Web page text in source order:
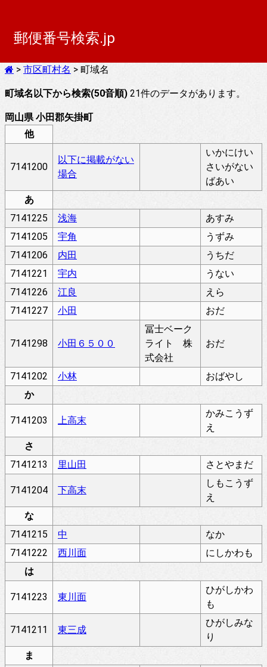
郵便番号検索.jp
> 市区町村名 > 町域名
町域名以下から検索(50音順) 21件のデータがあります。
岡山県 小田郡矢掛町
他
7141200
以下に掲載がない
場合
いかにけい
さいがない
ばあい
あ
7141225
浅海
あすみ
7141205
宇角
うずみ
7141206
内田
うちだ
7141221
宇内
うない
7141226
江良
えら
7141227
小田 おだ
7141298 小田６５００
冨士ベーク
ライト 株
式会社
おだ
7141202 小林
おばやし
か
7141203 上高末
かみこうず
え
さ
7141213
里山田 さとやまだ
7141204 下高末
しもこうず
え
な
7141215
中
なか
7141222
西川面
にしかわも
は
7141223 東川面
ひがしかわ
も
7141211 東三成
ひがしみな
り
ま